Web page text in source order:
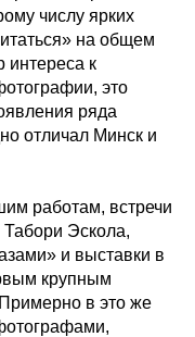
числу ярких
на общем
интереса к
это
ряда
отличал Минск и
работам, встречи
Эскола,
и выставки в
крупным
в это же